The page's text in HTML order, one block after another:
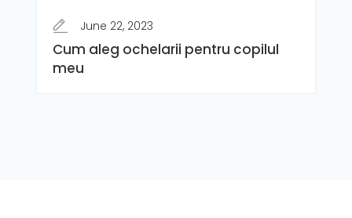
June 22, 2023
Cum aleg ochelarii pentru copilul
meu